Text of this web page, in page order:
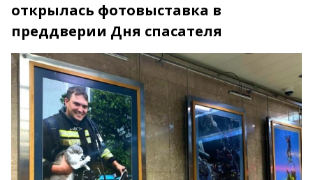
открылась фотовыставка в
преддверии Дня спасателя